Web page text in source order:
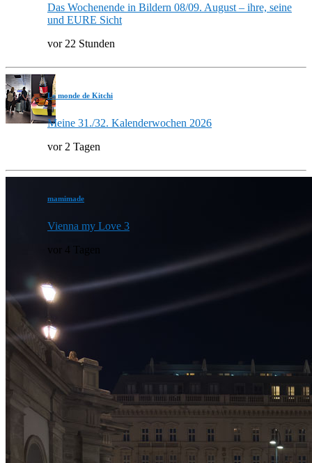
Das Wochenende in Bildern 08/09. August – ihre, seine
und EURE Sicht
vor 22 Stunden
Le monde de Kitchi
Meine 31./32. Kalenderwochen 2026
vor 2 Tagen
mamimade
Vienna my Love 3
vor 4 Tagen